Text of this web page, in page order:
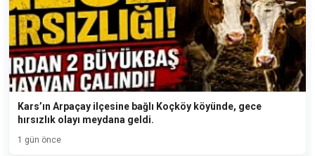
Kars’ın Arpaçay ilçesine bağlı Koçköy köyünde, gece
hırsızlık olayı meydana geldi.
1 gün önce